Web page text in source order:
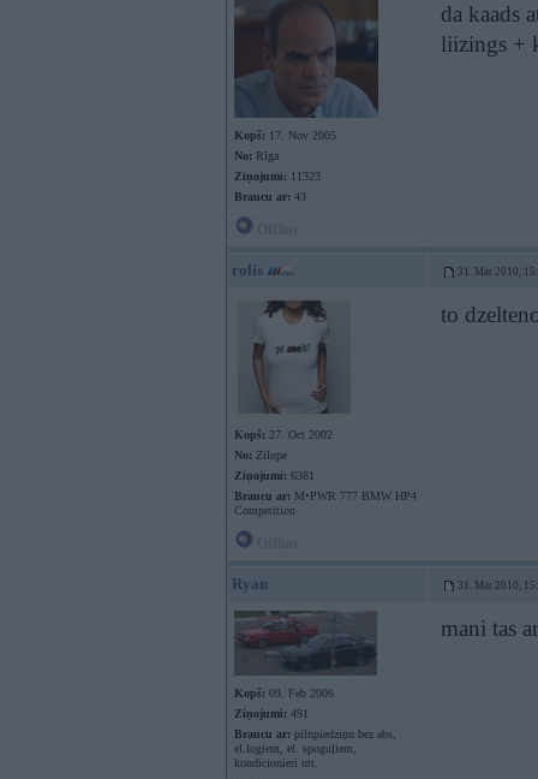
Kopš: 17. Nov 2005
No: Rīga
Ziņojumi: 11323
Braucu ar: 43
da kaads
liizings +
rolis 31. Mar 2010,
Kopš: 27. Oct 2002
No: Zilupe
Ziņojumi: 6381
Braucu ar: M•PWR 777 BMW HP4
Competition
to
Ryan 31. Mar 2010,
Kopš: 09. Feb 2006
Ziņojumi: 491
Braucu ar: pilnpiedziņu bez abs,
el.logiem, el. spoguļiem,
kondicionieri utt.
mani tas